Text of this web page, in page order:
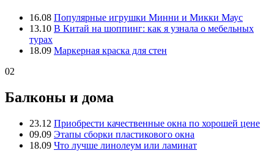
16.08 Популярные игрушки Минни и Микки Маус
13.10 В Китай на шоппинг: как я узнала о мебельных
турах
18.09 Маркерная краска для стен
02
Балконы и дома
23.12 Приобрести качественные окна по хорошей цене
09.09 Этапы сборки пластикового окна
18.09 Что лучше линолеум или ламинат